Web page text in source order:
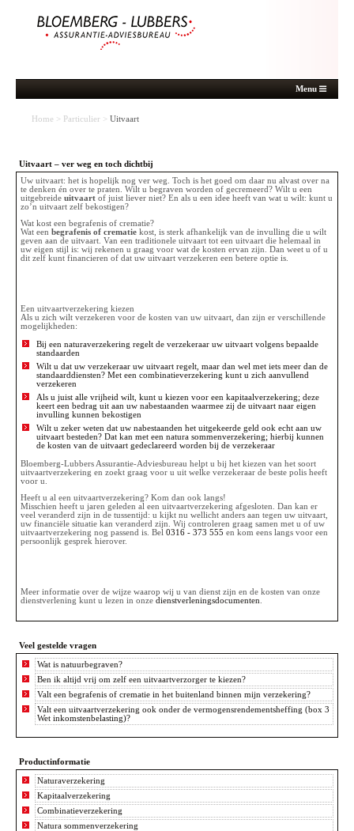
Menu
Home > Particulier > Uitvaart
Uitvaart – ver weg en toch dichtbij
Uw uitvaart: het is hopelijk nog ver weg. Toch is het goed om daar nu alvast over na
te denken én over te praten. Wilt u begraven worden of gecremeerd? Wilt u een
uitgebreide uitvaart of juist liever niet? En als u een idee heeft van wat u wilt: kunt u
zo’n uitvaart zelf bekostigen?
Wat kost een begrafenis of crematie?
Wat een begrafenis of crematie kost, is sterk afhankelijk van de invulling die u wilt
geven aan de uitvaart. Van een traditionele uitvaart tot een uitvaart die helemaal in
uw eigen stijl is: wij rekenen u graag voor wat de kosten ervan zijn. Dan weet u of u
dit zelf kunt financieren of dat uw uitvaart verzekeren een betere optie is.
Een uitvaartverzekering kiezen
Als u zich wilt verzekeren voor de kosten van uw uitvaart, dan zijn er verschillende
mogelijkheden:
Bij een naturaverzekering regelt de verzekeraar uw uitvaart volgens bepaalde
standaarden
Wilt u dat uw verzekeraar uw uitvaart regelt, maar dan wel met iets meer dan de
standaarddiensten? Met een combinatieverzekering kunt u zich aanvullend
verzekeren
Als u juist alle vrijheid wilt, kunt u kiezen voor een kapitaalverzekering; deze
keert een bedrag uit aan uw nabestaanden waarmee zij de uitvaart naar eigen
invulling kunnen bekostigen
Wilt u zeker weten dat uw nabestaanden het uitgekeerde geld ook echt aan uw
uitvaart besteden? Dat kan met een natura sommenverzekering; hierbij kunnen
de kosten van de uitvaart gedeclareerd worden bij de verzekeraar
Bloemberg-Lubbers Assurantie-Adviesbureau helpt u bij het kiezen van het soort
uitvaartverzekering en zoekt graag voor u uit welke verzekeraar de beste polis heeft
voor u.
Heeft u al een uitvaartverzekering? Kom dan ook langs!
Misschien heeft u jaren geleden al een uitvaartverzekering afgesloten. Dan kan er
veel veranderd zijn in de tussentijd: u kijkt nu wellicht anders aan tegen uw uitvaart,
uw financiële situatie kan veranderd zijn. Wij controleren graag samen met u of uw
uitvaartverzekering nog passend is. Bel 0316 - 373 555 en kom eens langs voor een
persoonlijk gesprek hierover.
Meer informatie over de wijze waarop wij u van dienst zijn en de kosten van onze
dienstverlening kunt u lezen in onze dienstverleningsdocumenten
Veel gestelde vragen
Wat is natuurbegraven?
Ben ik altijd vrij om zelf een uitvaartverzorger te kiezen?
Valt een begrafenis of crematie in het buitenland binnen mijn verzekering?
Valt een uitvaartverzekering ook onder de vermogensrendementsheffing (box 3
Wet inkomstenbelasting)?
Productinformatie
Naturaverzekering
Kapitaalverzekering
Combinatieverzekering
Natura sommenverzekering